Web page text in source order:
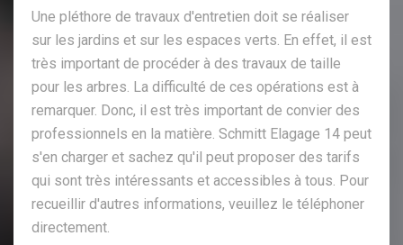
Une pléthore de travaux d'entretien doit se réaliser
sur les jardins et sur les espaces verts. En effet, il est
très important de procéder à des travaux de taille
pour les arbres. La difficulté de ces opérations est à
remarquer. Donc, il est très important de convier des
professionnels en la matière. Schmitt Elagage 14 peut
s'en charger et sachez qu'il peut proposer des tarifs
qui sont très intéressants et accessibles à tous. Pour
recueillir d'autres informations, veuillez le téléphoner
directement.